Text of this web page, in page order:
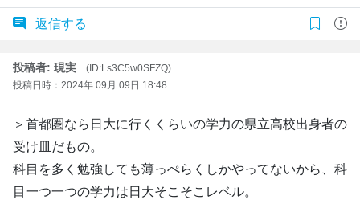
返信する
投稿者: 現実
(ID:Ls3C5w0SFZQ)
投稿日時：2024年 09月 09日 18:48
＞首都圏なら日大に行くくらいの学力の県立高校出身者の
受け皿だもの。
科目を多く勉強しても薄っぺらくしかやってないから、科
目一つ一つの学力は日大そこそこレベル。